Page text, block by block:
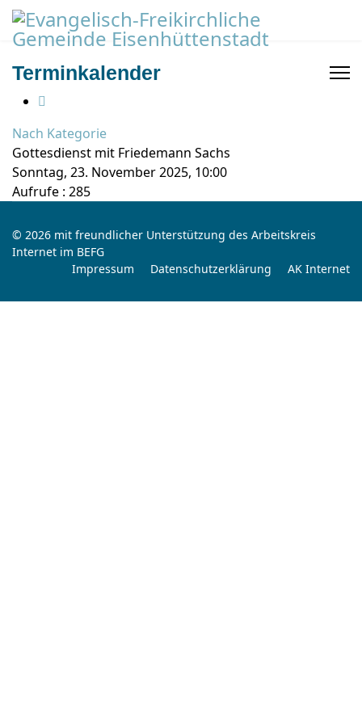
Terminkalender
Nach Kategorie
Gottesdienst mit Friedemann Sachs
Sonntag, 23. November 2025, 10:00
Aufrufe : 285
© 2026 mit freundlicher Unterstützung des Arbeitskreis
Internet im BEFG
Impressum
Datenschutzerklärung AK Internet